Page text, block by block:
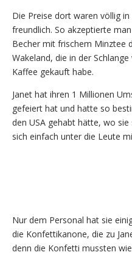
Die Preise dort waren völlig
freundlich. So akzeptierte
Becher mit frischem Minztee
Wakeland, die in der
Kaffee gekauft habe.
Janet hat ihren 1 Millionen
gefeiert hat und hatte so
den USA gehabt hätte, wo
sich einfach unter die Leute
Nur dem Personal hat sie
die Konfettikanone, die zu
denn die Konfetti mussten